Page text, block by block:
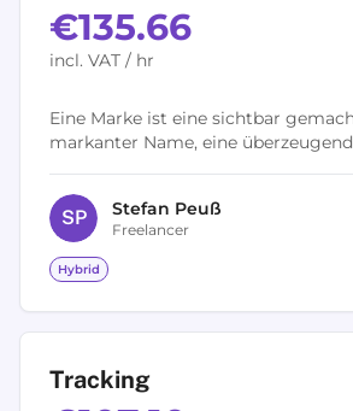
€135.66
incl. VAT / hr
Eine Marke ist eine sichtbar
markanter Name, eine
ganzheitliche Markenentwicklung
SP Stefan Peuß
Freelancer
Hybrid
Tracking